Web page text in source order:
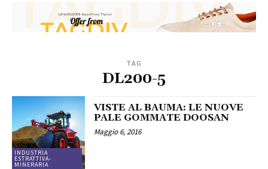
TAG
DL200-5
INDUSTRIA
ESTRATTIVA-
MINERARIA
VISTE AL BAUMA: LE NUOVE
PALE GOMMATE DOOSAN
Maggio 6, 2016